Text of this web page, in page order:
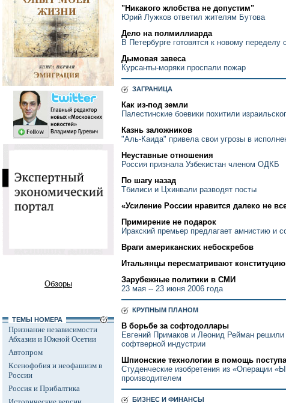
Обзоры
ТЕМЫ НОМЕРА
Признание независимости
Абхазии и Южной Осетии
Автопром
Ксенофобия и неофашизм в
России
Россия и Прибалтика
"Никакого жлобства не допустим"
Юрий Лужков ответил жителям Бутова
Дело на полмиллиарда
В Петербурге готовятся к новому переделу
Дымовая завеса
Курсанты-моряки проспали пожар
ЗАГРАНИЦА
Как из-под земли
Палестинские боевики похитили
Казнь заложников
"Аль-Каида" привела свои угрозы в
Неуставные отношения
Россия признала Узбекистан членом ОДКБ
По шагу назад
Тбилиси и Цхинвали разводят посты
«Усиление России нравится далеко не
Примирение не подарок
Иракский премьер предлагает амнистию и
Враги американских небоскребов
Итальянцы пересматривают конституцию
Зарубежные политики в СМИ
23 мая -- 23 июня 2006 года
КРУПНЫМ ПЛАНОМ
В борьбе за софтодоллары
Евгений Примаков и Леонид Рейман
софтверной индустрии
Шпионские технологии в помощь
Студенческие изобретения из «Операции
производителем
БИЗНЕС И ФИНАНСЫ